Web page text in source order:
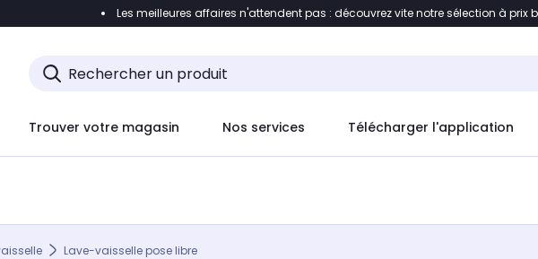
Accéder directement au contenu Accéder directement au pied de
Les meilleures affaires n'attendent pas : découvrez vite notre sélection à prix
Trouver votre magasin Nos services Télécharger l'application
Lave-vaisselle pose libre